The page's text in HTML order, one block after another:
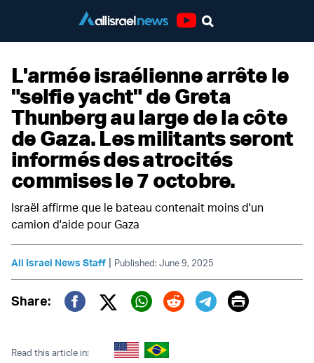
L'armée israélienne arrête le
"selfie yacht" de Greta
Thunberg au large de la côte
de Gaza. Les militants seront
informés des atrocités
commises le 7 octobre.
Israël affirme que le bateau contenait moins d'un
camion d'aide pour Gaza
All Israel News Staff | Published: June 9, 2025
Share:
Twitter (X)
Print
Read this article in: